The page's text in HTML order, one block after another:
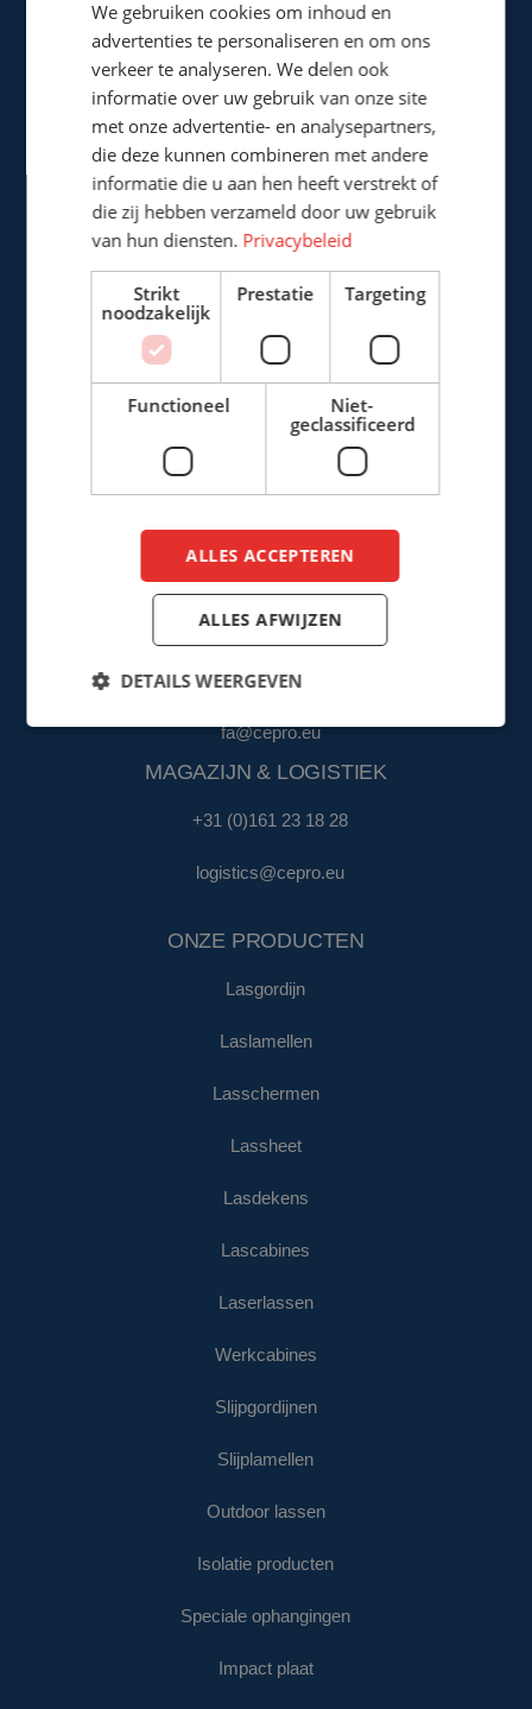
Cepro international BV
Provinciënbaan 16
5121 DL Rijen
Nederland
+31 (0)161 226472
info@cepro.eu
VERKOOP
sales@cepro.eu
FINANCIËN & ADMINISTRATIE
+31 (0)161 22 35 11
fa@cepro.eu
MAGAZIJN & LOGISTIEK
+31 (0)161 23 18 28
logistics@cepro.eu
ONZE PRODUCTEN
Lasgordijn
Laslamellen
Lasschermen
Lassheet
Lasdekens
Lascabines
Laserlassen
Werkcabines
Slijpgordijnen
Slijplamellen
Outdoor lassen
Isolatie producten
Speciale ophangingen
Impact plaat
We gebruiken cookies om inhoud en
advertenties te personaliseren en om ons
verkeer te analyseren. We delen ook
informatie over uw gebruik van onze site
met onze advertentie- en analysepartners,
die deze kunnen combineren met andere
informatie die u aan hen heeft verstrekt of
die zij hebben verzameld door uw gebruik
van hun diensten. Privacybeleid
Strikt
noodzakelijk
Prestatie Targeting
Functioneel
Niet-
geclassificeerd
ALLES ACCEPTEREN
ALLES AFWIJZEN
DETAILS WEERGEVEN